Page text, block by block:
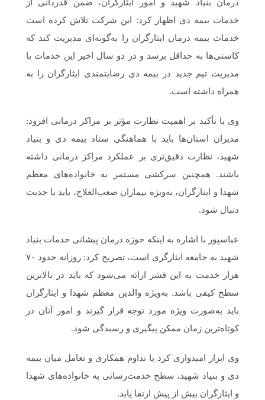
درمان بنیاد شهید و امور ایثارگران، ضمن قدردانی از
خدمات بیمه دی اظهار کرد: این شرکت تلاش کرده است
خدمات بیمه درمان ایثارگران را به‌گونه‌ای مدیریت کند که
کاستی‌ها به حداقل برسد و در دو سال اخیر این خدمات با
مدیریت تیم جدید در بیمه دی رضایتمندی ایثارگران را به
همراه داشته است.
وی با تأکید بر اهمیت نظارت مؤثر بر مراکز درمانی افزود:
مدیران استان‌ها باید با هماهنگی ستاد بیمه دی و بنیاد
شهید، نظارت دقیق‌تری بر عملکرد مراکز درمانی داشته
باشند. همچنین سرکشی مستمر به خانواده‌های معظم
شهدا و ایثارگران، به‌ویژه بیماران صعب‌العلاج، باید با جدیت
دنبال شود.
عباسپور با اشاره به اینکه حوزه درمان پیشانی خدمات بنیاد
شهید به جامعه ایثارگری است، تصریح کرد: روزانه حدود ۷۰
هزار خدمت به این قشر ارائه می‌شود که باید در بالاترین
سطح کیفی باشد. به‌ویژه والدین معظم شهدا و ایثارگران
باید به‌صورت ویژه مورد توجه قرار گیرند و امور آنان در
کوتاه‌ترین زمان ممکن پیگیری و رسیدگی شود.
وی ابراز امیدواری کرد با تداوم همکاری و تعامل میان بیمه
دی و بنیاد شهید، سطح خدمت‌رسانی به خانواده‌های شهدا
و ایثارگران بیش از پیش ارتقا یابد.